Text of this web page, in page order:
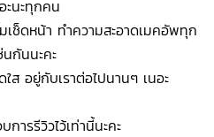
ะนะทุกคน
ช็ดหน้า ทำความสะอาดเมคอัพทุก
นกันนะคะ
ส อยู่กับเราต่อไปนานๆ เนอะ
ารรีวิวไว้เท่านี้นะคะ